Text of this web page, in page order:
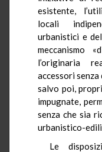
esistente,
locali
urbanistici e
meccanismo
l’originaria
accessori
salvo poi,
impugnate,
senza che sia
urbanistico-
Le